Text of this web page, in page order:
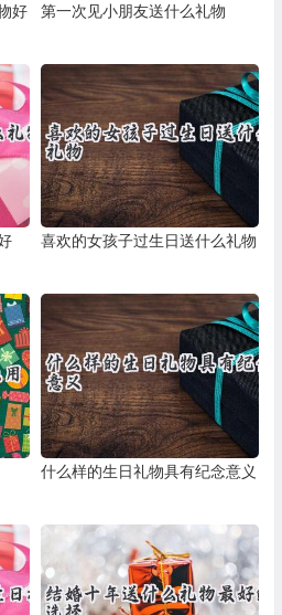
好 第一次见小朋友送什么礼物
喜欢的女孩子过生日送什么礼物
什么样的生日礼物具有纪念意义